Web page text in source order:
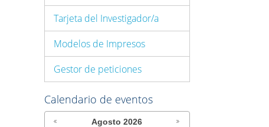
Tarjeta del Investigador/a
Modelos de Impresos
Gestor de peticiones
Calendario de eventos
Agosto 2026